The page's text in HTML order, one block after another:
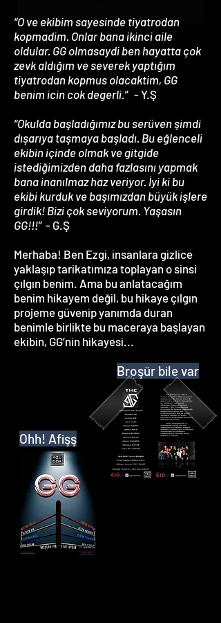
“O ve ekibim sayesinde tiyatrodan
kopmadim. Onlar bana ikinci aile
oldular. GG olmasaydi ben hayatta çok
zevk aldığım ve severek yaptığım
tiyatrodan kopmus olacaktim, GG
benim icin cok degerli.” - Y.Ş
“Okulda başladığımız bu serüven şimdi
dışarıya taşmaya başladı. Bu eğlenceli
ekibin içinde olmak ve gitgide
istediğimizden daha fazlasını yapmak
bana inanılmaz haz veriyor. İyi ki bu
ekibi kurduk ve başımızdan büyük işlere
girdik! Bizi çok seviyorum. Yaşasın
GG!!!” - G.Ş
Merhaba! Ben Ezgi, insanlara gizlice
yaklaşıp tarikatımıza toplayan o sinsi
çılgın benim. Ama bu anlatacağım
benim hikayem değil, bu hikaye çılgın
projeme güvenip yanımda duran
benimle birlikte bu maceraya başlayan
ekibin, GG’nin hikayesi...
Broşür bile var
Ohh! Afişş